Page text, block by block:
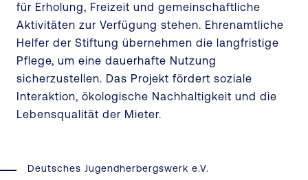
für Erholung, Freizeit und gemeinschaftliche
Aktivitäten zur Verfügung stehen. Ehrenamtliche
Helfer der Stiftung übernehmen die langfristige
Pflege, um eine dauerhafte Nutzung
sicherzustellen. Das Projekt fördert soziale
Interaktion, ökologische Nachhaltigkeit und die
Lebensqualität der Mieter.
Deutsches Jugendherbergswerk e.V.